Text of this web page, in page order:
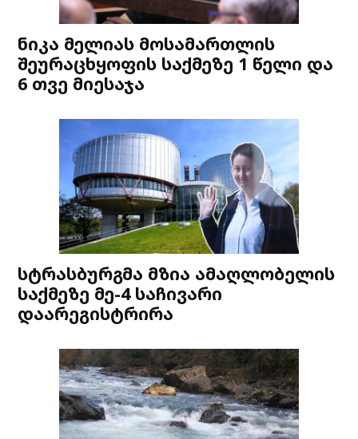
ნიკა მელიას მოსამართლის
შეურაცხყოფის საქმეზე 1 წელი და
6 თვე მიესაჯა
სტრასბურგმა მზია ამაღლობელის
საქმეზე მე-4 საჩივარი
დაარეგისტრირა